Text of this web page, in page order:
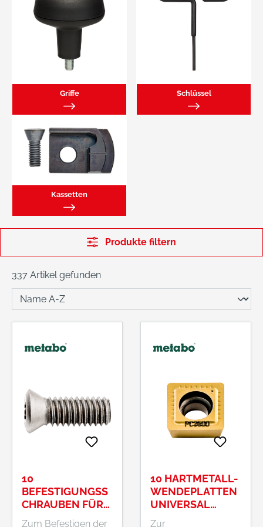
Griffe Schlüssel
Kassetten
Produkte filtern
337 Artikel gefunden
10
BEFESTIGUNGSS
CHRAUBEN FÜR
WENDEPLATTEN
Zum Befestigen der
10 HARTMETALL-
WENDEPLATTEN
UNIVERSAL
(KFM/KFMPB 15-
Zur